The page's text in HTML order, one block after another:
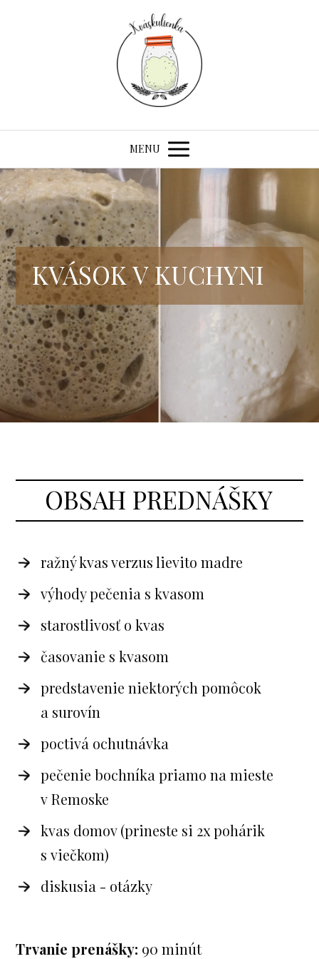
MENU
KVÁSOK V KUCHYNI
OBSAH PREDNÁŠKY
ražný kvas verzus lievito madre
výhody pečenia s kvasom
starostlivosť o kvas
časovanie s kvasom
predstavenie niektorých pomôcok
a surovín
poctivá ochutnávka
pečenie bochníka priamo na mieste
v Remoske
kvas domov (prineste si 2x pohárik
s viečkom)
diskusia - otázky
Trvanie prenášky: 90 minút